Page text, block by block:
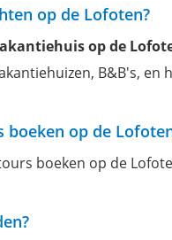
op de Lofoten?
op de
B&B's, en
op de
boeken op de